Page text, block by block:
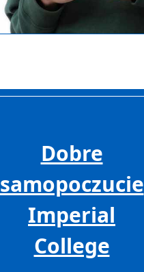
Dobre
samopoczucie
Imperial
College